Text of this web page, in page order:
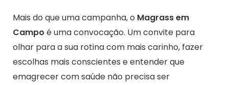
Mais do que uma campanha, o Magrass em
Campo é uma convocação. Um convite para
olhar para a sua rotina com mais carinho, fazer
escolhas mais conscientes e entender que
emagrecer com saúde não precisa ser